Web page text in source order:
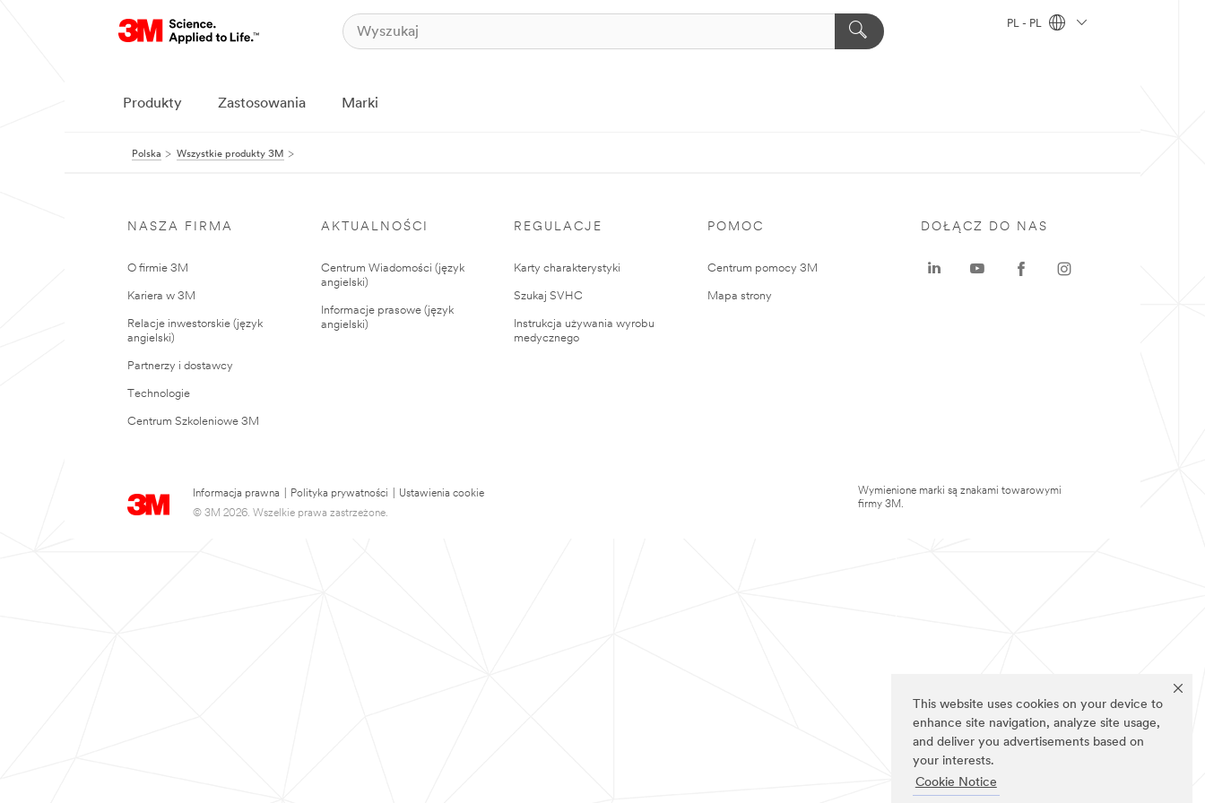
This website uses cookies on your device to
enhance site navigation, analyze site usage,
and deliver you advertisements based on
your interests.
Cookie Notice
PL - PL
Produkty Zastosowania Marki
Polska Wszystkie produkty 3M
NASZA FIRMA
O firmie 3M
Kariera w 3M
Relacje inwestorskie (język
angielski)
Partnerzy i dostawcy
Technologie
Centrum Szkoleniowe 3M
AKTUALNOŚCI
Centrum Wiadomości (język
angielski)
Informacje prasowe (język
angielski)
REGULACJE
Karty charakterystyki
Szukaj SVHC
Instrukcja używania wyrobu
medycznego
POMOC
Centrum pomocy 3M
Mapa strony
Informacja prawna Polityka prywatności
Ustawienia cookie
© 3M 2026. Wszelkie prawa zastrzeżone.
DOŁĄCZ DO NAS
Wymienione marki są znakami towarowymi
firmy 3M.